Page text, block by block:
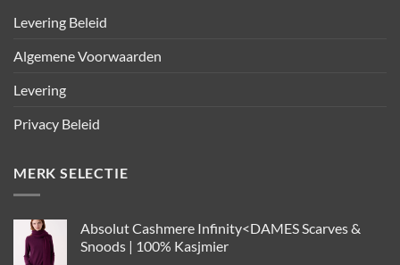
Levering Beleid
Algemene Voorwaarden
Levering
Privacy Beleid
MERK SELECTIE
Absolut Cashmere Infinity<DAMES Scarves &
Snoods | 100% Kasjmier